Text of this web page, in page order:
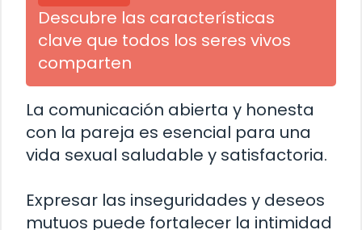
Descubre las características
clave que todos los seres vivos
comparten
La comunicación abierta y honesta
con la pareja es esencial para una
vida sexual saludable y satisfactoria.
Expresar las inseguridades y deseos
mutuos puede fortalecer la intimidad